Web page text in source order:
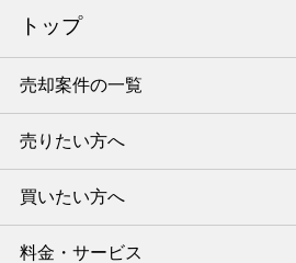
トップ
売却案件の一覧
売りたい方へ
買いたい方へ
料金・サービス